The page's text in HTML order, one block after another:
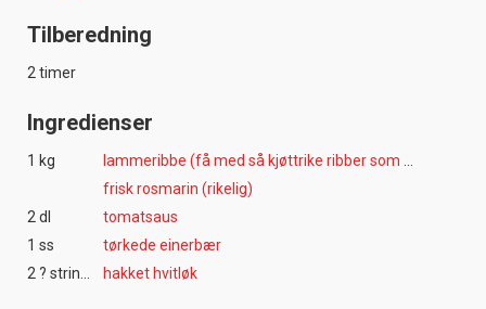
Tilberedning
2 timer
Ingredienser
1 kg
frisk rosmarin (rikelig)
2 dl
tomatsaus
1 ss
tørkede einerbær
hakket hvitløk